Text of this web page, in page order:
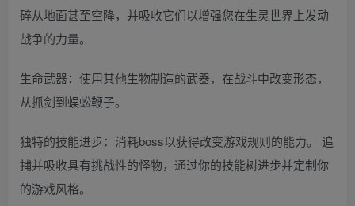
碎从地面甚至空降，并吸收它们以增强您在生灵世界上发动
战争的力量。
生命武器：使用其他生物制造的武器，在战斗中改变形态，
从抓剑到蜈蚣鞭子。
独特的技能进步：消耗boss以获得改变游戏规则的能力。 追
捕并吸收具有挑战性的怪物，通过你的技能树进步并定制你
的游戏风格。